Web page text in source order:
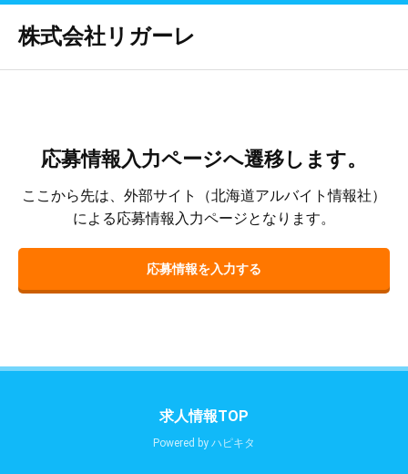
株式会社リガーレ
応募情報入力ページへ遷移します。
ここから先は、外部サイト（北海道アルバイト情報社）
による応募情報入力ページとなります。
応募情報を入力する
求人情報TOP
Powered by ハピキタ